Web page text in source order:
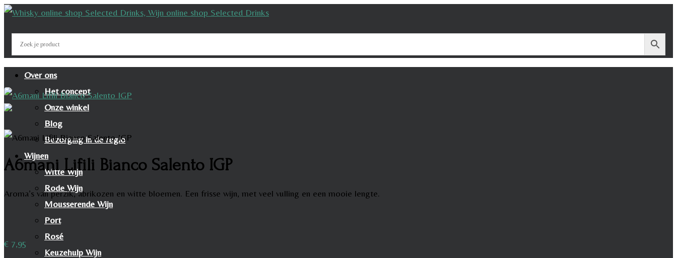
Over ons
Het concept
Onze winkel
Blog
Bezorging in de regio
Wijnen
Witte Wijn
Rode Wijn
Mousserende Wijn
Port
Rosé
Keuzehulp Wijn
A6mani Lifili Bianco Salento IGP
Aroma’s van perzik, abrikozen en witte bloemen. Een frisse wijn, met veel vulling en een mooie lengte.
€ 7,95